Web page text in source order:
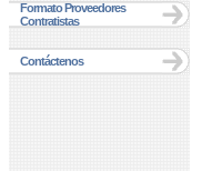
Formato Proveedores
Contratistas
Contáctenos